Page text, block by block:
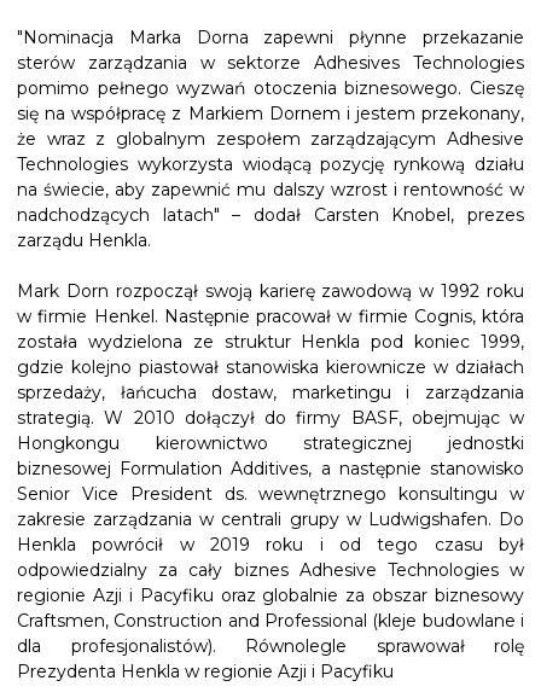
"Nominacja Marka Dorna zapewni płynne przekazanie
sterów zarządzania w sektorze Adhesives Technologies
pomimo pełnego wyzwań otoczenia biznesowego. Cieszę
się na współpracę z Markiem Dornem i jestem przekonany,
że wraz z globalnym zespołem zarządzającym Adhesive
Technologies wykorzysta wiodącą pozycję rynkową działu
na świecie, aby zapewnić mu dalszy wzrost i rentowność w
nadchodzących latach" – dodał Carsten Knobel, prezes
zarządu Henkla.
Mark Dorn rozpoczął swoją karierę zawodową w 1992 roku
w firmie Henkel. Następnie pracował w firmie Cognis, która
została wydzielona ze struktur Henkla pod koniec 1999,
gdzie kolejno piastował stanowiska kierownicze w działach
sprzedaży, łańcucha dostaw, marketingu i zarządzania
strategią. W 2010 dołączył do firmy BASF, obejmując w
Hongkongu kierownictwo strategicznej jednostki
biznesowej Formulation Additives, a następnie stanowisko
Senior Vice President ds. wewnętrznego konsultingu w
zakresie zarządzania w centrali grupy w Ludwigshafen. Do
Henkla powrócił w 2019 roku i od tego czasu był
odpowiedzialny za cały biznes Adhesive Technologies w
regionie Azji i Pacyfiku oraz globalnie za obszar biznesowy
Craftsmen, Construction and Professional (kleje budowlane i
dla profesjonalistów). Równolegle sprawował rolę
Prezydenta Henkla w regionie Azji i Pacyfiku